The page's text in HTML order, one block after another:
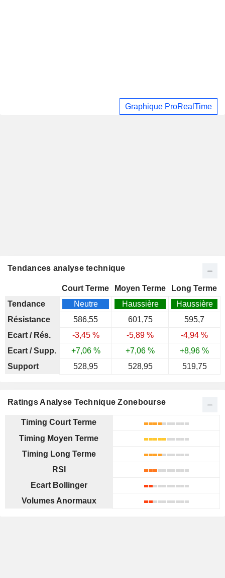
Graphique ProRealTime
Tendances analyse technique
Court Terme Moyen Terme
Long Terme
Tendance
Neutre Haussière
Haussière
Résistance
586,55 601,75
595,7
Ecart / Rés.
-3,45 % -5,89 %
-4,94 %
Ecart / Supp.
+7,06 % +7,06 %
+8,96 %
Support
528,95 528,95 519,75
Ratings Analyse Technique Zonebourse
Timing Court Terme
Timing Moyen Terme
Timing Long Terme
RSI
Ecart Bollinger
Volumes Anormaux